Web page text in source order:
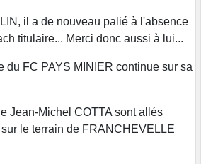
il a de nouveau palié à l'absence
titulaire... Merci donc aussi à lui...
du FC PAYS MINIER continue sur sa
Jean-Michel COTTA sont allés
sur le terrain de FRANCHEVELLE